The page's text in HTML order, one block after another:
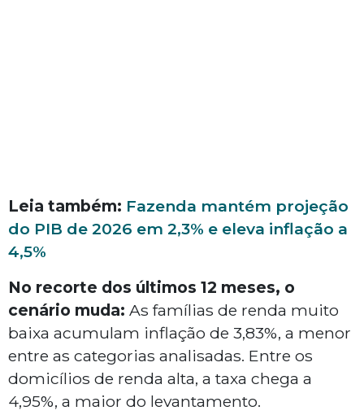
Leia também: Fazenda mantém projeção
do PIB de 2026 em 2,3% e eleva inflação a
4,5%
No recorte dos últimos 12 meses, o
cenário muda: As famílias de renda muito
baixa acumulam inflação de 3,83%, a menor
entre as categorias analisadas. Entre os
domicílios de renda alta, a taxa chega a
4,95%, a maior do levantamento.